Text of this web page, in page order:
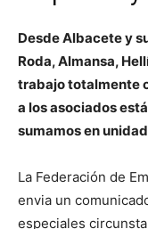
Desde Albacete y
Roda, Almansa,
trabajo totalmente
a los asociados
sumamos en
La Federación de
envia un
especiales